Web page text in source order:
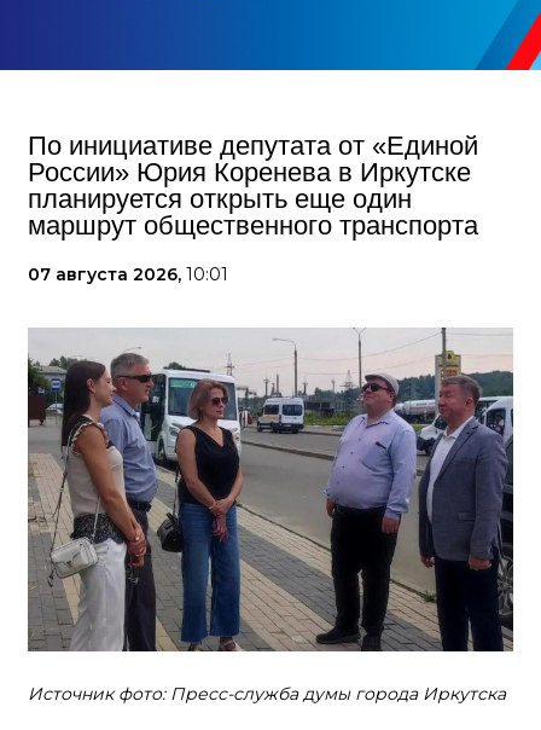
По инициативе депутата от «Единой
России» Юрия Коренева в Иркутске
планируется открыть еще один
маршрут общественного транспорта
07 августа 2026, 10:01
Источник фото: Пресс-служба думы города Иркутска